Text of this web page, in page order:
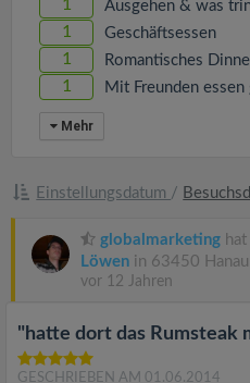
1 Ausgehen & was
1 Geschäftsessen
1 Romantisches
1 Mit Freunden essen
Mehr
Einstellungsdatum /
globalmarketing hat
Löwen in 63450
vor 12 Jahren
"hatte dort das Rumsteak
GESCHRIEBEN AM 01.06.2014